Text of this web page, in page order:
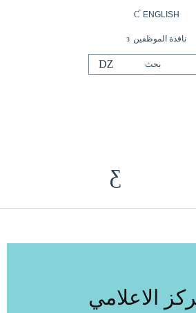
ENGLISH
نافذة الموظفين
الاعلامي